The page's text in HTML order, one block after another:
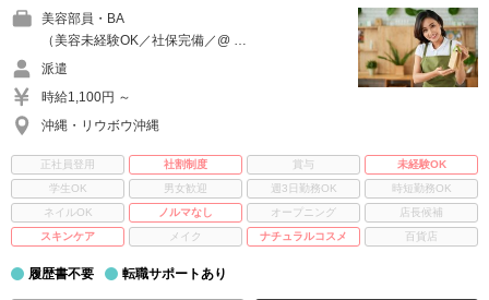
美容部員・BA
（美容未経験OK／社保完備／@ …
派遣
時給1,100円 ～
沖縄・リウボウ沖縄
正社員登用 社割制度 賞与
未経験OK
学生OK
男女歓迎 週3日勤務OK
時短勤務OK
ネイルOK
ノルマなし オープニング
店長候補
スキンケア
メイク ナチュラルコスメ 百貨店
履歴書不要 転職サポートあり